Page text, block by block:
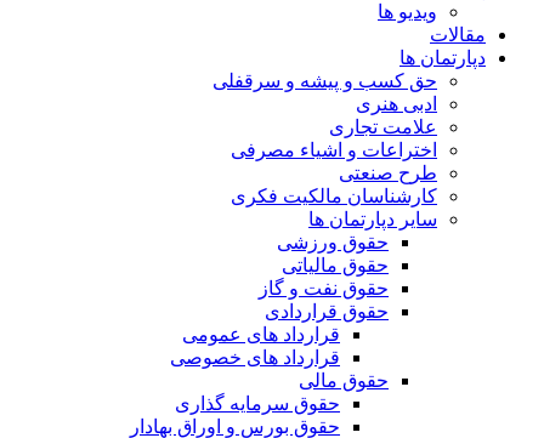
ویدیو ها
مقالات
دپارتمان ها
حق کسب و پیشه و سرقفلی
ادبی هنری
علامت تجاری
اختراعات و اشیاء مصرفی
طرح صنعتی
کارشناسان مالکیت فکری
سایر دپارتمان ها
حقوق ورزشی
حقوق مالیاتی
حقوق نفت و گاز
حقوق قراردادی
قرارداد های عمومی
قرارداد های خصوصی
حقوق مالی
حقوق سرمایه گذاری
حقوق بورس و اوراق بهادار